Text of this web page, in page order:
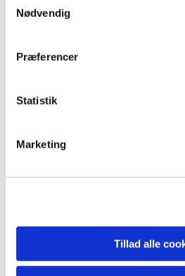
Nødvendig
Præferencer
Statistik
Marketing
Tillad alle
Du vil måske